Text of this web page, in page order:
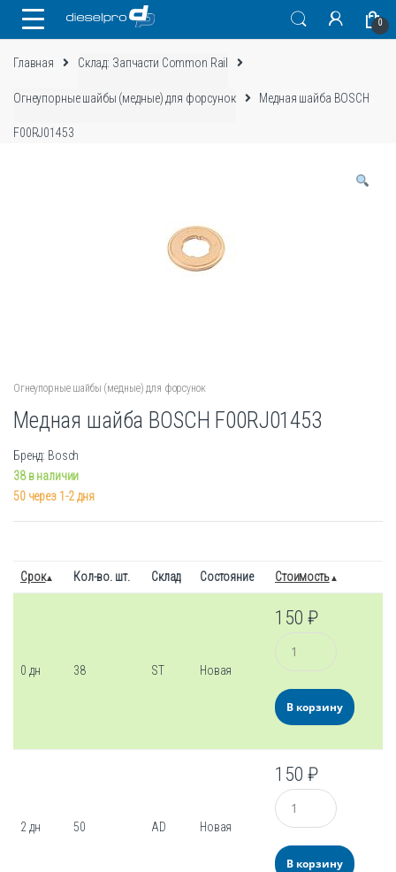
0
Главная Склад: Запчасти Common Rail
Огнеупорные шайбы (медные) для форсунок Медная шайба BOSCH
F00RJ01453
Огнеупорные шайбы (медные) для форсунок
Медная шайба BOSCH F00RJ01453
Бренд: Bosch
38 в наличии
50 через 1-2 дня
Срок Кол-во. шт. Склад Состояние Стоимость
0 дн 38 ST Новая
150₽
Количество
В корзину
2 дн 50 AD Новая
150₽
Количество
В корзину